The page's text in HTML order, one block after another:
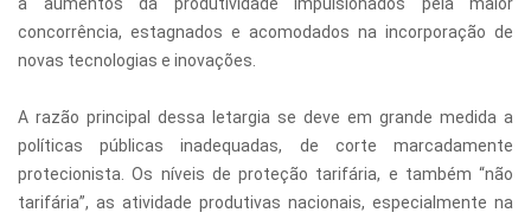
a aumentos da produtividade impulsionados pela maior
concorrência, estagnados e acomodados na incorporação de
novas tecnologias e inovações.
A razão principal dessa letargia se deve em grande medida a
políticas públicas inadequadas, de corte marcadamente
protecionista. Os níveis de proteção tarifária, e também “não
tarifária”, as atividade produtivas nacionais, especialmente na